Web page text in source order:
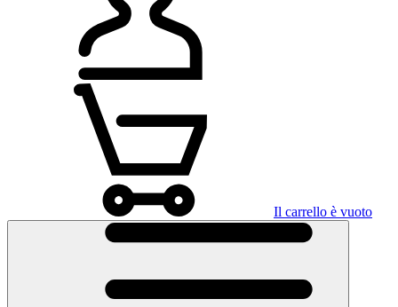
Il carrello è vuoto